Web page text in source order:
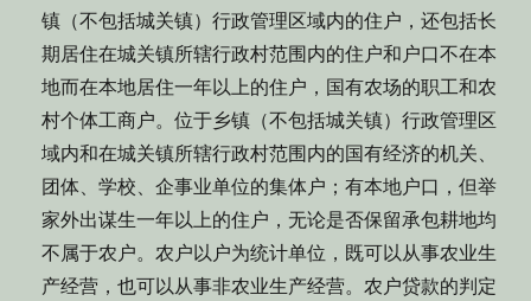
镇（不包括城关镇）行政管理区域内的住户，还包括长
期居住在城关镇所辖行政村范围内的住户和户口不在本
地而在本地居住一年以上的住户，国有农场的职工和农
村个体工商户。位于乡镇（不包括城关镇）行政管理区
域内和在城关镇所辖行政村范围内的国有经济的机关、
团体、学校、企事业单位的集体户；有本地户口，但举
家外出谋生一年以上的住户，无论是否保留承包耕地均
不属于农户。农户以户为统计单位，既可以从事农业生
产经营，也可以从事非农业生产经营。农户贷款的判定